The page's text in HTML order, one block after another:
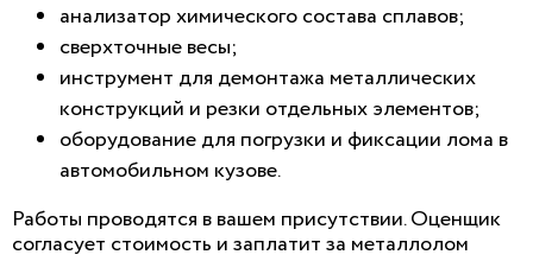
анализатор химического состава сплавов;
сверхточные весы;
инструмент для демонтажа металлических
конструкций и резки отдельных элементов;
оборудование для погрузки и фиксации лома в
автомобильном кузове.
Работы проводятся в вашем присутствии. Оценщик
согласует стоимость и заплатит за металлолом